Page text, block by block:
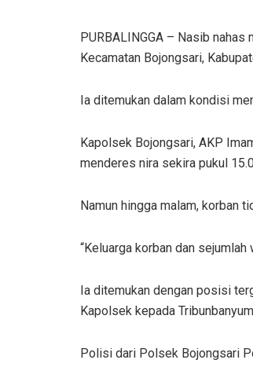
PURBALINGGA – Nasib
Kecamatan Bojongsari,
Ia ditemukan dalam kondisi
Kapolsek Bojongsari, AKP
menderes nira sekira pukul
Namun hingga malam, korban
“Keluarga korban dan
Ia ditemukan dengan posisi
Kapolsek kepada
Polisi dari Polsek Bojongsari